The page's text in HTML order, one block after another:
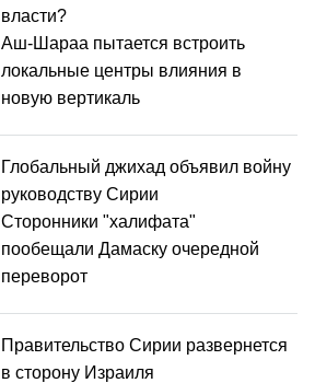
власти?
Аш-Шараа пытается встроить
локальные центры влияния в
новую вертикаль
Глобальный джихад объявил войну
руководству Сирии
Сторонники "халифата"
пообещали Дамаску очередной
переворот
Правительство Сирии развернется
в сторону Израиля